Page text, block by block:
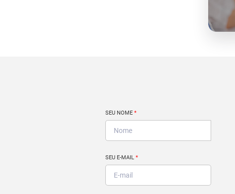
SEU NOME *
SEU E-MAIL *